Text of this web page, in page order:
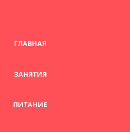
ГЛАВНАЯ
ЗАНЯТИЯ
ПИТАНИЕ